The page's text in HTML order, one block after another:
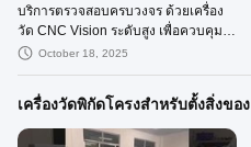
บริการตรวจสอบครบวงจร ด้วยเครื่อง
วัด CNC Vision ระดับสูง เพื่อควบคุม
ในการใช้งานต่าง ๆ
October 18, 2025
เครื่องวัดพิกัดโครงสำหรับตั้งสิ่งของ